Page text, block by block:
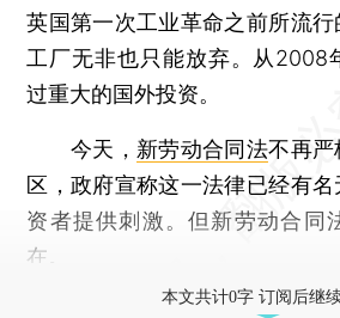
英国第一次工业革命之前所流
工厂无非也只能放弃。从2008
过重大的国外投资。
今天， 新劳动合同法不再严
区，政府宣称这一法律已经有
资者提供刺激。但新劳动合同
在。
本文共计0字 订阅后继